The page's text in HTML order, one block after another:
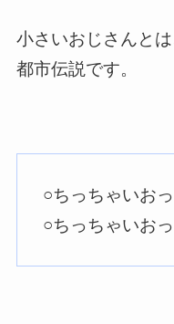
小さいおじさんと
都市伝説です。
○ちっちゃいお
○ちっちゃいお